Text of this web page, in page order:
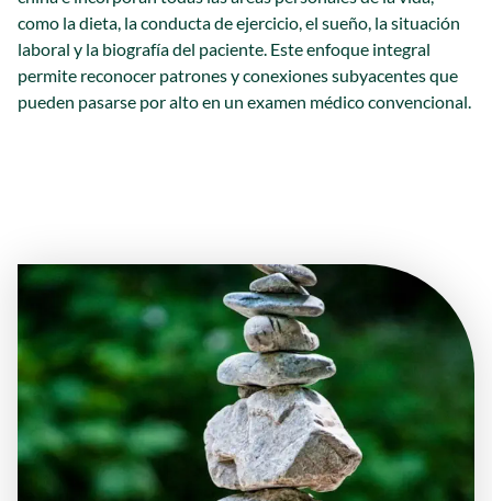
como la dieta, la conducta de ejercicio, el sueño, la situación
laboral y la biografía del paciente. Este enfoque integral
permite reconocer patrones y conexiones subyacentes que
pueden pasarse por alto en un examen médico convencional.